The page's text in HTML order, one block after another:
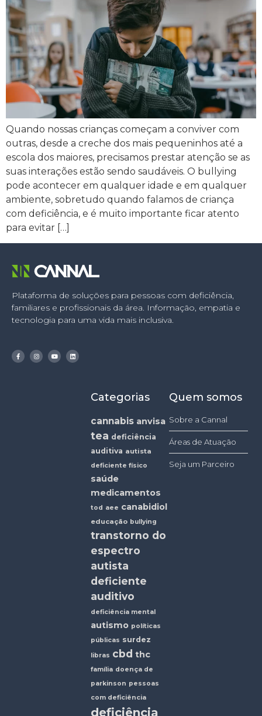
Quando nossas crianças começam a conviver com
outras, desde a creche dos mais pequeninhos até a
escola dos maiores, precisamos prestar atenção se as
suas interações estão sendo saudáveis. O bullying
pode acontecer em qualquer idade e em qualquer
ambiente, sobretudo quando falamos de criança
com deficiência, e é muito importante ficar atento
para evitar […]
Plataforma de soluções para pessoas com deficiência,
familiares e profissionais da área. Informação, empatia e
tecnologia para uma vida mais inclusiva.
Categorias
cannabis anvisa
tea deficiência
auditiva autista
deficiente físico
saúde
medicamentos
tod aee canabidiol
educação bullying
transtorno do
espectro
autista
deficiente
auditivo
deficiência mental
autismo políticas
públicas surdez
libras cbd thc
família doença de
parkinson pessoas
com deficiência
deficiência
Quem somos
Sobre a Cannal
Áreas de Atuação
Seja um Parceiro